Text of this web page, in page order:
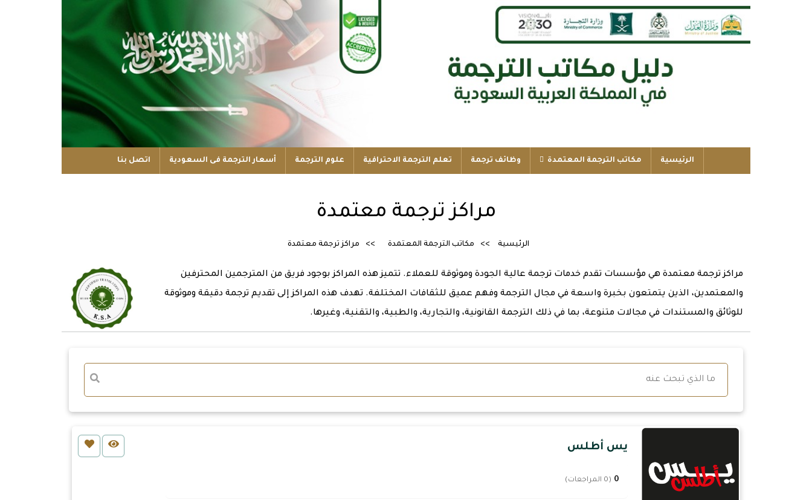
الرئيسية مكاتب الترجمة المعتمدة وظائف ترجمة تعلم الترجمة الاحترافية علوم الترجمة أسعار الترجمة فى السعودية اتصل بنا
مراكز ترجمة معتمدة
الرئيسية مكاتب الترجمة المعتمدة مراكز ترجمة معتمدة
مراكز ترجمة معتمدة هي مؤسسات تقدم خدمات ترجمة عالية الجودة وموثوقة للعملاء. تتميز هذه المراكز بوجود فريق من المترجمين المحترفين
والمعتمدين، الذين يتمتعون بخبرة واسعة في مجال الترجمة وفهم عميق للثقافات المختلفة. تهدف هذه المراكز إلى تقديم ترجمة دقيقة وموثوقة
للوثائق والمستندات في مجالات متنوعة، بما في ذلك الترجمة القانونية، والتجارية، والطبية، والتقنية، وغيرها.
يس أطلس
0 (0 المراجعات)